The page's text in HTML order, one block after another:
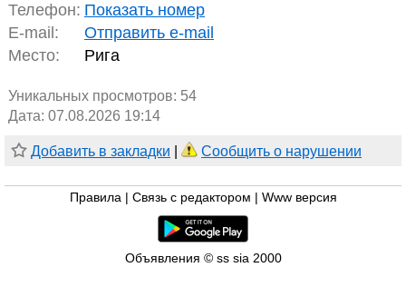
Телефон: Показать номер
E-mail:
Отправить e-mail
Место:
Рига
Уникальных просмотров: 54
Дата: 07.08.2026 19:14
Добавить в закладки Сообщить о нарушении
Правила Связь с редактором Www версия
Объявления © ss sia 2000